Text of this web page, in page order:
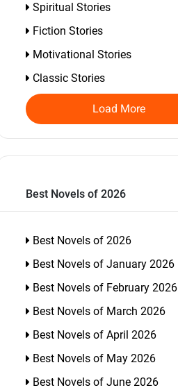
Spiritual Stories
Fiction Stories
Motivational Stories
Classic Stories
Load More
Best Novels of 2026
Best Novels of 2026
Best Novels of January 2026
Best Novels of February 2026
Best Novels of March 2026
Best Novels of April 2026
Best Novels of May 2026
Best Novels of June 2026